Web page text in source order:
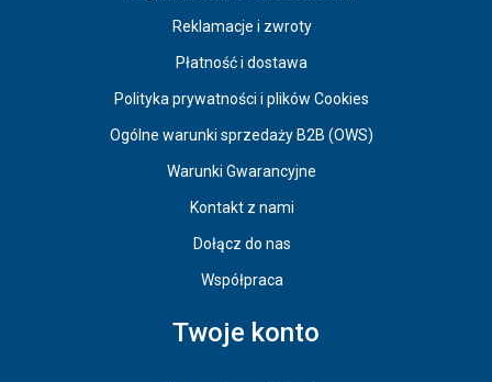
Reklamacje i zwroty
Płatność i dostawa
Polityka prywatności i plików Cookies
Ogólne warunki sprzedaży B2B (OWS)
Warunki Gwarancyjne
Kontakt z nami
Dołącz do nas
Współpraca
Twoje konto